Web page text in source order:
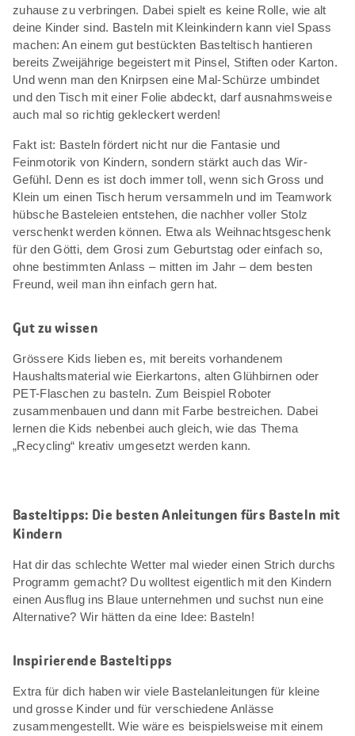
zuhause zu verbringen. Dabei spielt es keine Rolle, wie alt
deine Kinder sind. Basteln mit Kleinkindern kann viel Spass
machen: An einem gut bestückten Basteltisch hantieren
bereits Zweijährige begeistert mit Pinsel, Stiften oder Karton.
Und wenn man den Knirpsen eine Mal-Schürze umbindet
und den Tisch mit einer Folie abdeckt, darf ausnahmsweise
auch mal so richtig gekleckert werden!
Fakt ist: Basteln fördert nicht nur die Fantasie und
Feinmotorik von Kindern, sondern stärkt auch das Wir-
Gefühl. Denn es ist doch immer toll, wenn sich Gross und
Klein um einen Tisch herum versammeln und im Teamwork
hübsche Basteleien entstehen, die nachher voller Stolz
verschenkt werden können. Etwa als Weihnachtsgeschenk
für den Götti, dem Grosi zum Geburtstag oder einfach so,
ohne bestimmten Anlass – mitten im Jahr – dem besten
Freund, weil man ihn einfach gern hat.
Gut zu wissen
Grössere Kids lieben es, mit bereits vorhandenem
Haushaltsmaterial wie Eierkartons, alten Glühbirnen oder
PET-Flaschen zu basteln. Zum Beispiel Roboter
zusammenbauen und dann mit Farbe bestreichen. Dabei
lernen die Kids nebenbei auch gleich, wie das Thema
„Recycling“ kreativ umgesetzt werden kann.
Basteltipps: Die besten Anleitungen fürs Basteln mit
Kindern
Hat dir das schlechte Wetter mal wieder einen Strich durchs
Programm gemacht? Du wolltest eigentlich mit den Kindern
einen Ausflug ins Blaue unternehmen und suchst nun eine
Alternative? Wir hätten da eine Idee: Basteln!
Inspirierende Basteltipps
Extra für dich haben wir viele Bastelanleitungen für kleine
und grosse Kinder und für verschiedene Anlässe
zusammengestellt. Wie wäre es beispielsweise mit einem